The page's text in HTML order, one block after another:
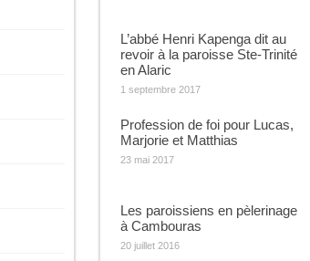
L’abbé Henri Kapenga dit au
revoir à la paroisse Ste-Trinité
en Alaric
1 septembre 2017
Profession de foi pour Lucas,
Marjorie et Matthias
23 mai 2017
Les paroissiens en pèlerinage
à Cambouras
20 juillet 2016